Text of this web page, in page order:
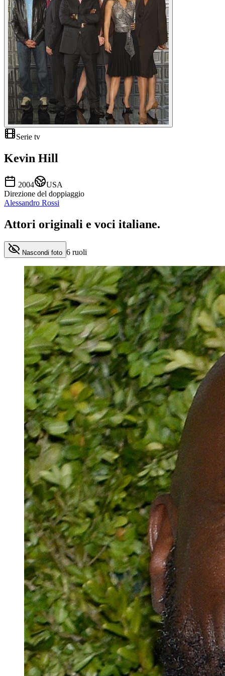
Serie tv
Kevin Hill
2004
USA
Direzione del doppiaggio
Alessandro Rossi
Attori originali e voci italiane.
Nascondi foto 6 ruoli